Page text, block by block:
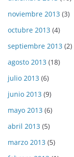
noviembre 2013 (3)
octubre 2013 (4)
septiembre 2013 (2)
agosto 2013 (18)
julio 2013 (6)
junio 2013 (9)
mayo 2013 (6)
abril 2013 (5)
marzo 2013 (5)